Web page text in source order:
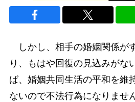
しかし、相手の婚姻関係が
り、もはや回復の見込みがな
ば、婚姻共同生活の平和を維
ないので不法行為になりませ